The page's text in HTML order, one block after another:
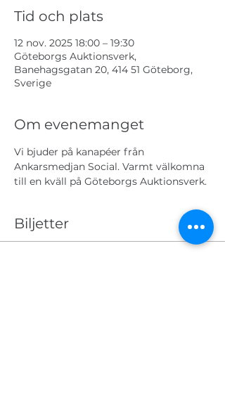
Tid och plats
12 nov. 2025 18:00 – 19:30
Göteborgs Auktionsverk,
Banehagsgatan 20, 414 51 Göteborg,
Sverige
Om evenemanget
Vi bjuder på kanapéer från
Ankarsmedjan Social. Varmt välkomna
till en kväll på Göteborgs Auktionsverk.
Biljetter